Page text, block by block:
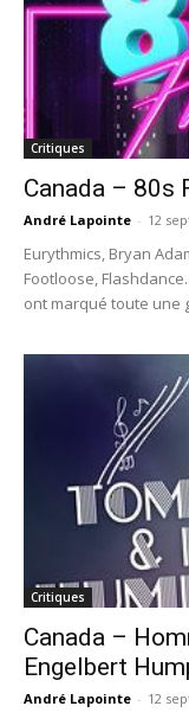
Critiques
Canada – 80s
André Lapointe - 12
Eurythmics, Bryan
Footloose,
ont marqué toute une
Critiques
Canada –
Engelbert
André Lapointe - 12